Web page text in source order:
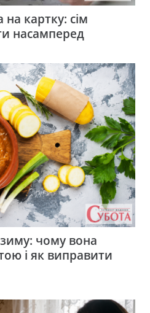
картку: сім
насамперед
чому вона
і як виправити